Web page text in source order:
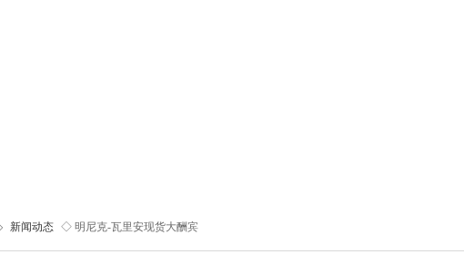
新闻动态 ◇ 明尼克-瓦里安现货大酬宾